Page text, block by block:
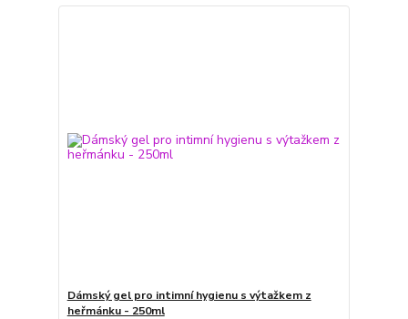
Dámský gel pro intimní hygienu s výtažkem z
heřmánku - 250ml